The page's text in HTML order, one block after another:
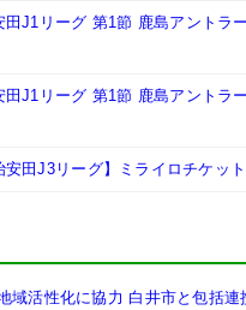
田J1リーグ 第1節 鹿島アントラ
田J1リーグ 第1節 鹿島アントラ
安田J3リーグ】ミライロチケッ
域活性化に協力 白井市と包括連